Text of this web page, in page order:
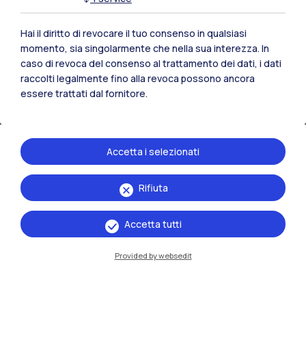
IT EN
Milano Leonardo
Milano Bovisa
Cremona
Lecco
Hai il diritto di revocare il tuo consenso in qualsiasi
momento, sia singolarmente che nella sua interezza. In
caso di revoca del consenso al trattamento dei dati, i dati
raccolti legalmente fino alla revoca possono ancora
essere trattati dal fornitore.
Rifiuta
Accetta i selezionati
Accetta tutti
Provided by websedit